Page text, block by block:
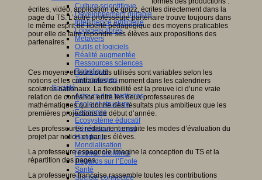
Culture scientifique
Développement durable
Intelligence artificielle
Logiciels libres
Métavers
Outils et logiciels
Réalité augmentée
Ressources sciences
Robotique
Technologies
Société
Acteurs des territoires
Ecole et structure
Economie
Ecosystème éducatif
Génération internet
Handicap
Mondialisation
Normes scolaires
Regards sur l’Ecole
Santé
Société connectée
écrites, vidéo, application de quizz, écrites directement dans la
page du TS. L’autre professeure partenaire trouve toujours dans
le même esprit de liberté pédagogique des moyens praticables
pour elle de faire répondre ses élèves aux propositions des
partenaires.
Ces moyens et leurs outils utilisés sont variables selon les
notions et les contraintes du moment dans les calendriers
scolaires nationaux. La flexibilité est la preuve ici d’une vraie
relation de confiance entre les deux professeures de
mathématiques qui donne des résultats plus ambitieux que les
premières projections de début d’année.
Les professeures rediscutent ensuite les modes d’évaluation du
projet par notion et par les élèves.
La professeure espagnole imagine la conception du TS et la
répartition des pages.
La professeure française rassemble toutes les contributions